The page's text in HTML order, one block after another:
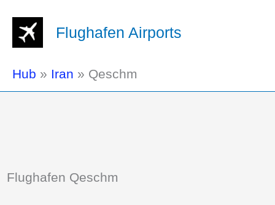
Flughafen Airports
Hub » Iran » Qeschm
Flughafen Qeschm